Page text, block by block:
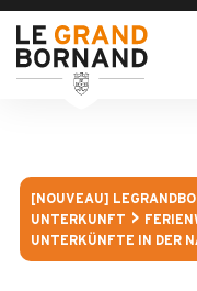
[NOUVEAU]
UNTERKUNFT
UNTERKÜNFTE IN DER